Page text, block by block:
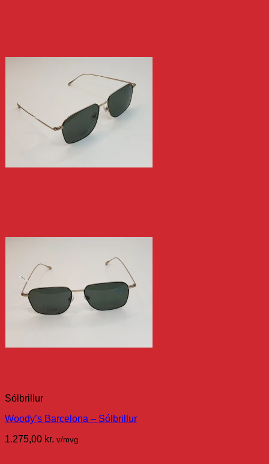
Sólbrillur
Woody’s Barcelona – Sólbrillur
1.275,00 kr. v/mvg